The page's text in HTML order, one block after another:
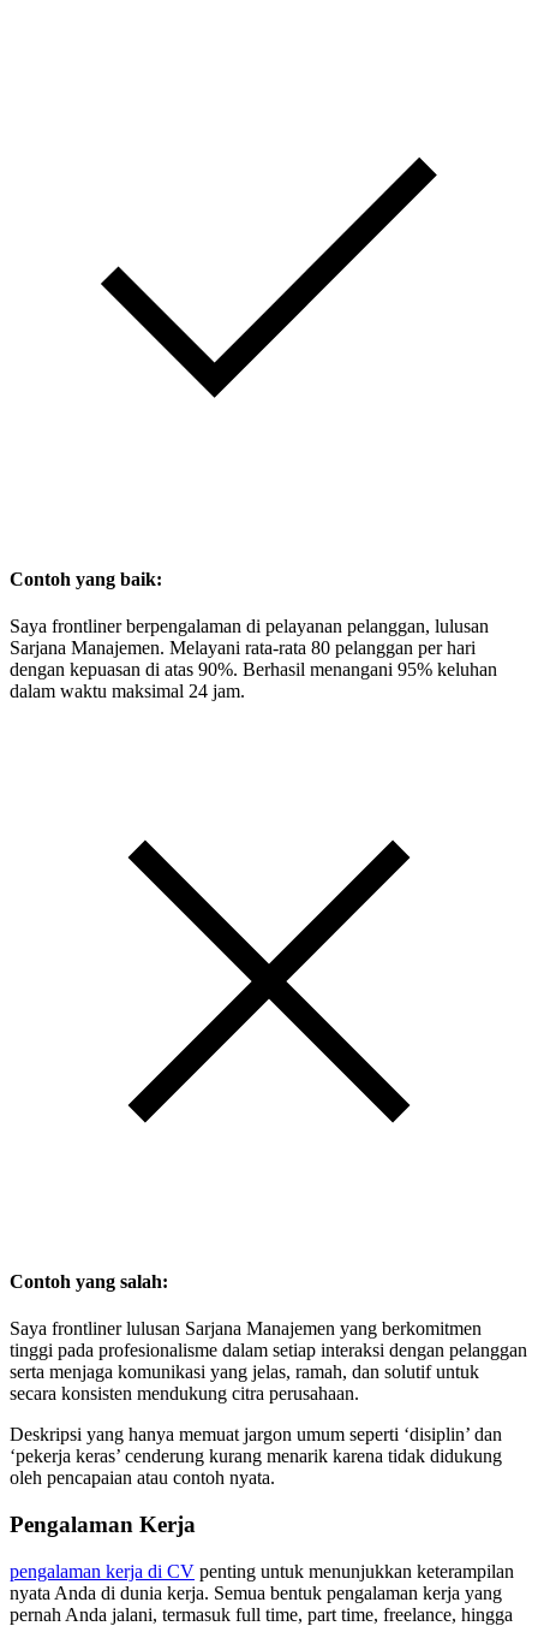
Contoh yang baik:
Saya frontliner berpengalaman di pelayanan pelanggan, lulusan
Sarjana Manajemen. Melayani rata-rata 80 pelanggan per hari
dengan kepuasan di atas 90%. Berhasil menangani 95% keluhan
dalam waktu maksimal 24 jam.
Contoh yang salah:
Saya frontliner lulusan Sarjana Manajemen yang berkomitmen
tinggi pada profesionalisme dalam setiap interaksi dengan pelanggan
serta menjaga komunikasi yang jelas, ramah, dan solutif untuk
secara konsisten mendukung citra perusahaan.
Deskripsi yang hanya memuat jargon umum seperti ‘disiplin’ dan
‘pekerja keras’ cenderung kurang menarik karena tidak didukung
oleh pencapaian atau contoh nyata.
Pengalaman Kerja
pengalaman kerja di CV penting untuk menunjukkan keterampilan
nyata Anda di dunia kerja. Semua bentuk pengalaman kerja yang
pernah Anda jalani, termasuk full time, part time, freelance, hingga